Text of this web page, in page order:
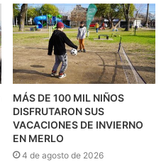
MÁS DE 100 MIL NIÑOS
DISFRUTARON SUS
VACACIONES DE INVIERNO
EN MERLO
4 de agosto de 2026